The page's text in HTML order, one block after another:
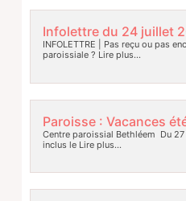
Infolettre du 24 juillet
INFOLETTRE | Pas reçu ou pas
paroissiale ? Lire plus…
Paroisse : Vacances
Centre paroissial Bethléem Du
inclus leLire plus…